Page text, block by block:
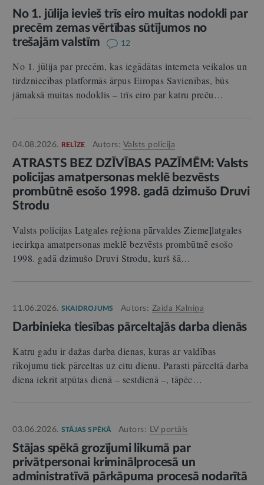
No 1. jūlija ievieš trīs eiro muitas nodokli par
precēm zemas vērtības sūtījumos no
trešajām valstīm
12
No 1. jūlija par precēm, kas iegādātas interneta veikalos un
tirdzniecības platformās ārpus Eiropas Savienības, būs
jāmaksā muitas nodoklis – trīs eiro par katru preču…
04.08.2026. RELĪZE Autors: Valsts policija
ATRASTS BEZ DZĪVĪBAS PAZĪMĒM: Valsts
policijas amatpersonas meklē bezvēsts
prombūtnē esošo 1998. gadā dzimušo Druvi
Strodu
Valsts policijas Latgales reģiona pārvaldes Ziemeļlatgales
iecirkņa amatpersonas meklē bezvēsts prombūtnē esošo
1998. gadā dzimušo Druvi Strodu, kurš šā…
11.06.2026. SKAIDROJUMS Autors: Zaida Kalniņa
Darbinieka tiesības pārceltajās darba dienās
Katru gadu ir dažas darba dienas, kuras ar valdības
rīkojumu tiek pārceltas uz citu dienu. Parasti pārceltā darba
diena iekrīt atpūtas dienā – sestdienā –, tāpēc…
03.06.2026. STĀJAS SPĒKĀ Autors: LV portāls
Stājas spēkā grozījumi likumā par
privātpersonai kriminālprocesā un
administratīvā pārkāpuma procesā nodarītā